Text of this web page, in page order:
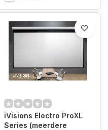
iVisions Electro ProXL
Series (meerdere